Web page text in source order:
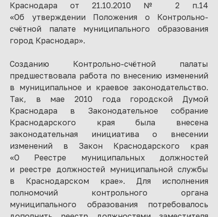
Краснодара от 21.10.2010 № 2 п.14
«Об утверждении Положения о Контрольно-
счётной палате муниципального образования
город Краснодар».
Созданию Контрольно-счётной палаты
предшествовала работа по внесению изменений
в муниципальное и краевое законодательство.
Так, в мае 2010 года городской Думой
Краснодара в Законодательное собрание
Краснодарского края была внесена
законодательная инициатива о внесении
изменений в Закон Краснодарского края
«О Реестре муниципальных должностей
и реестре должностей муниципальной службы
в Краснодарском крае». Для исполнения
полномочий контрольного органа
муниципального образования потребовалось